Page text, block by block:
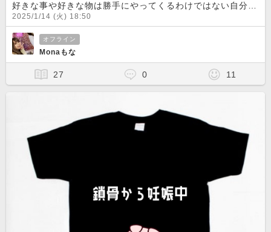
2025/1/14 (火) 18:50
オフライン
Monaもな
27 0 11